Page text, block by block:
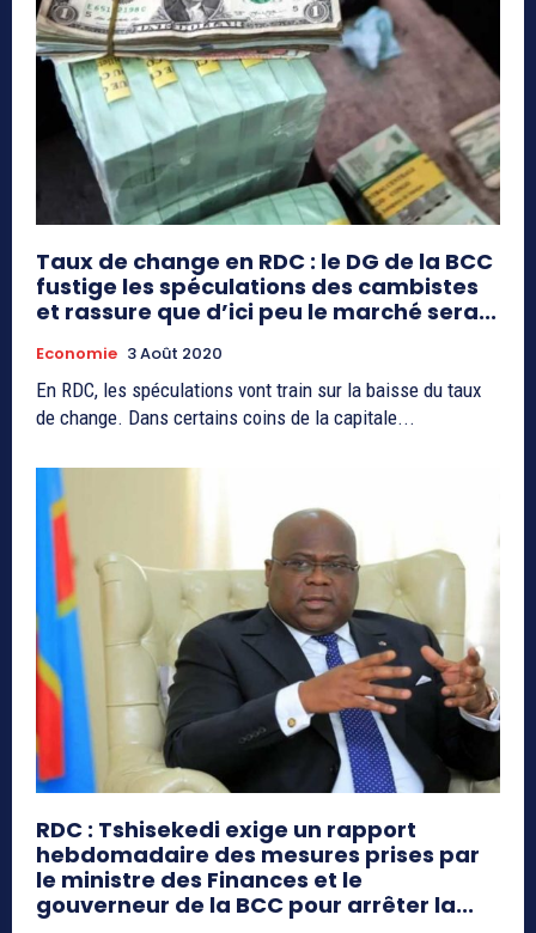
Taux de change en RDC : le DG de la BCC
fustige les spéculations des cambistes
et rassure que d’ici peu le marché sera...
Economie 3 Août 2020
En RDC, les spéculations vont train sur la baisse du taux
de change. Dans certains coins de la capitale...
RDC : Tshisekedi exige un rapport
hebdomadaire des mesures prises par
le ministre des Finances et le
gouverneur de la BCC pour arrêter la...